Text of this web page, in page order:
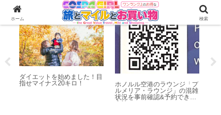
ダイエット
ダイエットを始めました！目
指せマイナス20キロ！
海外旅行
ホノルル空港のラウンジ「プ
ルメリア・ラウンジ」の混雑
状況を事前確認&予約できる
方法
ホーム 検索